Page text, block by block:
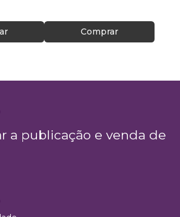
Comprar
a publicação e venda de